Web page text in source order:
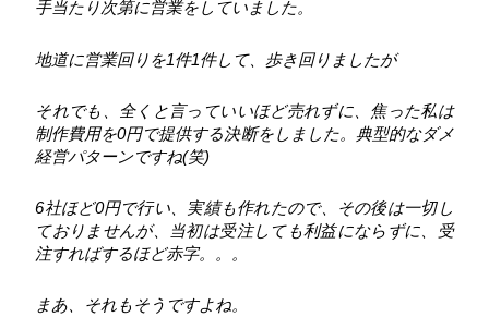
手当たり次第に営業をしていました。
地道に営業回りを1件1件して、歩き回りましたが
それでも、全くと言っていいほど売れずに、焦った私は
制作費用を0円で提供する決断をしました。典型的なダメ
経営パターンですね(笑)
6社ほど0円で行い、実績も作れたので、その後は一切し
ておりませんが、当初は受注しても利益にならずに、受
注すればするほど赤字。。。
まあ、それもそうですよね。